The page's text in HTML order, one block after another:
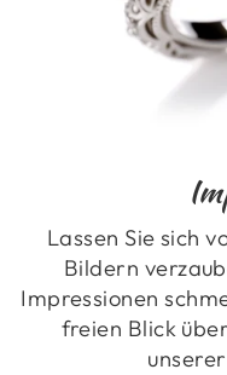
Lassen Sie sich
Bildern
Impressionen
freien Blick